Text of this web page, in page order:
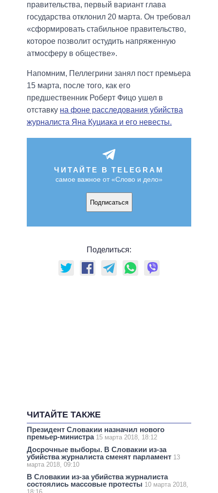
правительства, первый вариант глава
государства отклонил 20 марта. Он требовал
«сформировать стабильное правительство,
которое позволит остудить напряженную
атмосферу в обществе».
Напомним, Пеллегрини занял пост премьера
15 марта, после того, как его
предшественник Роберт Фицо ушел в
отставку на фоне расследования убийства
журналиста Яна Куциака и его невесты.
ЧИТАЙТЕ В TELEGRAM
самое важное от «Слово и дело»
Подписаться
Поделиться:
ЧИТАЙТЕ ТАКЖЕ
Президент Словакии назначил нового
премьер-министра 15 марта 2018, 18:12
Досрочные выборы. В Словакии из-за
убийства журналиста сменят парламент 13
марта 2018, 09:10
В Словакии из-за убийства журналиста
состоялись массовые протесты 10 марта 2018,